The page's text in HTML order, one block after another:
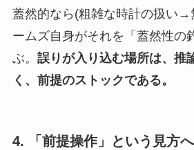
蓋然的なら(粗雑な時計の扱い→
ームズ自身がそれを「蓋然性の
ぶ。 誤りが入り込む場所は、推
く、前提のストックである。
4. 「前提操作」という見方